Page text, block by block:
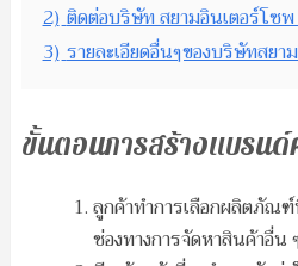
2) ติดต่อบริษัท สยามอินเตอร์โซพ
3) รายละเอียดอื่นๆของบริษัทสยา
ขั้นตอนการสร้างแบรนด์
ลูกค้าทำการเลือกผลิตภัณ
ช่องทางการจัดหาสินค้าอื่